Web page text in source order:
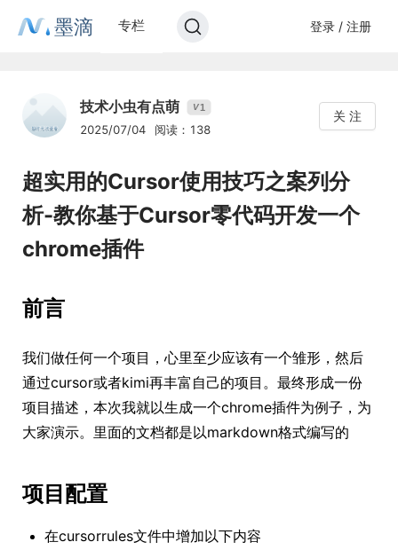
墨滴 专栏 登录 / 注册
技术小虫有点萌 V1
2025/07/04 阅读：138
关 注
超实用的Cursor使用技巧之案列分
析-教你基于Cursor零代码开发一个
chrome插件
前言
我们做任何一个项目，心里至少应该有一个雏形，然后
通过cursor或者kimi再丰富自己的项目。最终形成一份
项目描述，本次我就以生成一个chrome插件为例子，为
大家演示。里面的文档都是以markdown格式编写的
项目配置
在cursorrules文件中增加以下内容